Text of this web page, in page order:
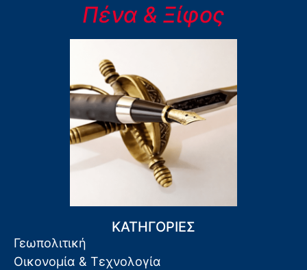
Πένα & Ξίφος
ΚΑΤΗΓΟΡΙΕΣ
Γεωπολιτική
Οικονομία & Τεχνολογία